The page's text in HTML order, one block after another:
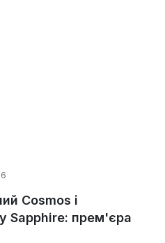
Cosmos і
Sapphire: прем'єра